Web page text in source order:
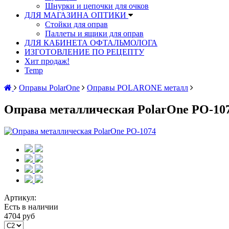
Шнурки и цепочки для очков
ДЛЯ МАГАЗИНА ОПТИКИ
Стойки для оправ
Паллеты и ящики для оправ
ДЛЯ КАБИНЕТА ОФТАЛЬМОЛОГА
ИЗГОТОВЛЕНИЕ ПО РЕЦЕПТУ
Хит продаж!
Temp
Оправы PolarOne
Оправы POLARONE металл
Оправа металлическая PolarOne PO-
Артикул:
Есть в наличии
4704 руб